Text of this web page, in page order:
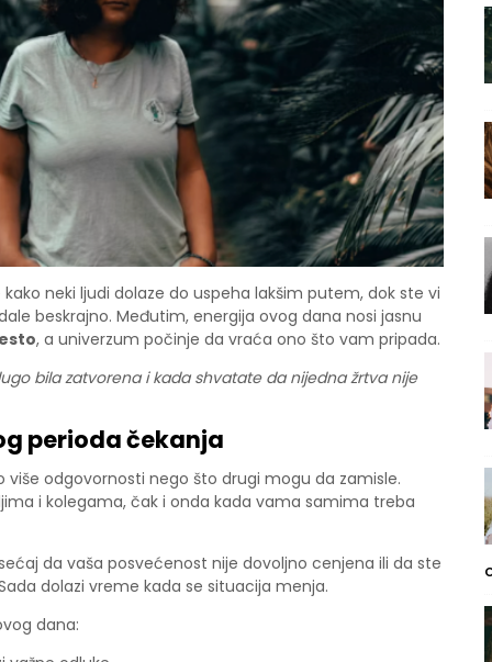
neki ljudi dolaze do uspeha lakšim putem, dok ste vi
beskrajno. Međutim, energija ovog dana nosi jasnu
, a univerzum počinje da vraća ono što vam pripada.
bila zatvorena i kada shvatate da nijedna žrtva nije
perioda čekanja
odgovornosti nego što drugi mogu da zamisle.
i kolegama, čak i onda kada vama samima treba
da vaša posvećenost nije dovoljno cenjena ili da ste
dolazi vreme kada se situacija menja.
dana: